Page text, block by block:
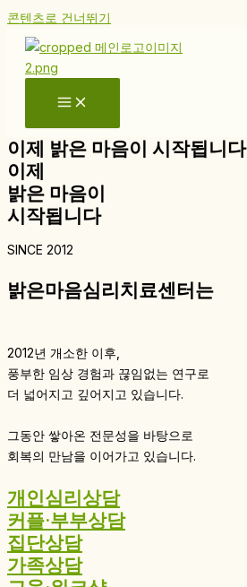
콘텐츠로 건너뛰기
이제 밝은 마음이 시작됩니다
이제
밝은 마음이
시작됩니다
SINCE 2012
밝은마음심리치료센터는
2012년 개소한 이후,
풍부한 임상 경험과 끊임없는 연구로
더 넓어지고 깊어지고 있습니다.
그동안 쌓아온 전문성을 바탕으로
회복의 만남을 이어가고 있습니다.
개인심리상담
커플·부부상담
집단상담
가족상담